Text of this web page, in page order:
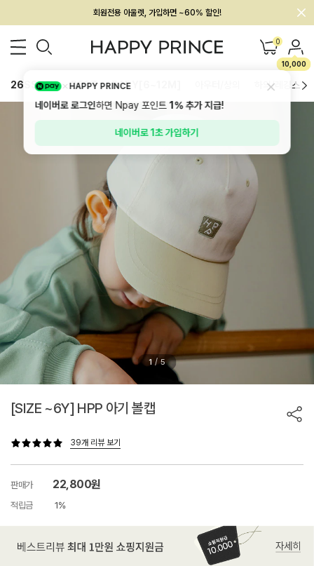
멤버십 최대 28,000원 혜택
0
10,000
26SS 신상 BEST BABY[6~12M] 하의/레깅스
1 / 5
[SIZE ~6Y] HPP 아기 볼캡
39개 리뷰 보기
판매가 22,800원
적립금 1%
HAPPY PRINCE
네이버로 로그인하면 Npay 포인트1%추가 지급!
네이버로 1초 가입하기